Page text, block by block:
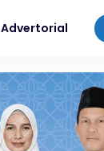
Advertorial